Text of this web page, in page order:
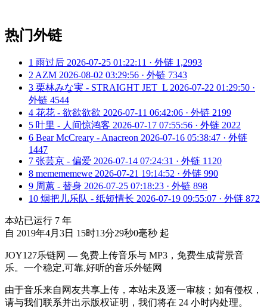
热门外链
1 雨过后 2026-07-25 01:22:11 · 外链 1,2993
2 AZM 2026-08-02 03:29:56 · 外链 7343
3 栗林みな実 - STRAIGHT JET_L 2026-07-22 01:29:50 ·
外链 4544
4 花花 - 欲欲欲欲 2026-07-11 06:42:06 · 外链 2199
5 叶里 - 人间惊鸿客 2026-07-17 07:55:56 · 外链 2022
6 Bear McCreary - Anacreon 2026-07-16 05:38:47 · 外链
1447
7 张芸京 - 偏爱 2026-07-14 07:24:31 · 外链 1120
8 memememewe 2026-07-21 19:14:52 · 外链 990
9 周蕙 - 替身 2026-07-25 07:18:23 · 外链 898
10 烟把儿乐队 - 纸短情长 2026-07-19 09:55:07 · 外链 872
本站已运行 7 年
自 2019年4月3日 15时13分29秒0毫秒 起
JOY127乐链网 — 免费上传音乐与 MP3，免费生成背景音
乐。一个稳定,可靠,好听的音乐外链网
由于音乐来自网友共享上传，本站未及逐一审核；如有侵权，
请与我们联系并出示版权证明，我们将在 24 小时内处理。